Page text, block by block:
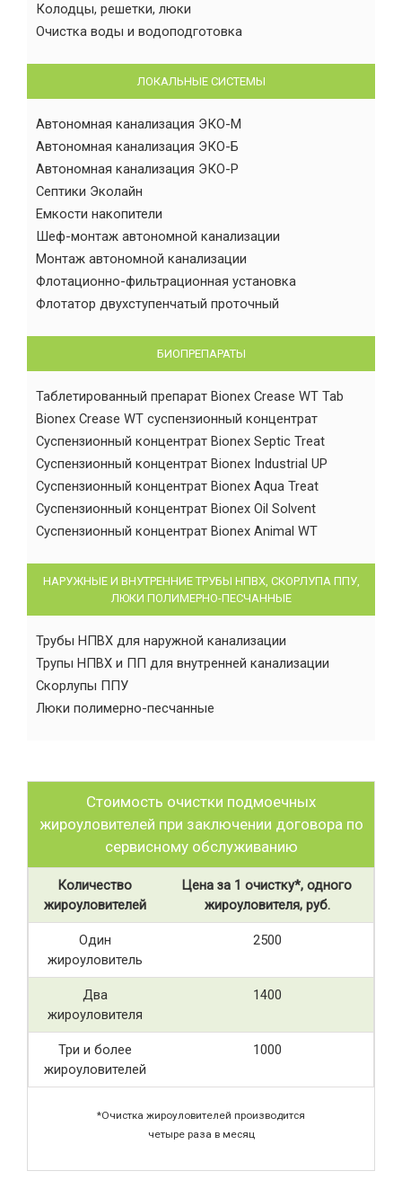
Колодцы, решетки, люки
Очистка воды и водоподготовка
ЛОКАЛЬНЫЕ СИСТЕМЫ
Автономная канализация ЭКО-М
Автономная канализация ЭКО-Б
Автономная канализация ЭКО-Р
Септики Эколайн
Емкости накопители
Шеф-монтаж автономной канализации
Монтаж автономной канализации
Флотационно-фильтрационная установка
Флотатор двухступенчатый проточный
БИОПРЕПАРАТЫ
Таблетированный препарат Bionex Crease WT Tab
Bionex Crease WT суспензионный концентрат
Суспензионный концентрат Bionex Septic Treat
Суспензионный концентрат Bionex Industrial UP
Суспензионный концентрат Bionex Aqua Treat
Суспензионный концентрат Bionex Oil Solvent
Суспензионный концентрат Bionex Animal WT
НАРУЖНЫЕ И ВНУТРЕННИЕ ТРУБЫ НПВХ, СКОРЛУПА ППУ,
ЛЮКИ ПОЛИМЕРНО-ПЕСЧАННЫЕ
Трубы НПВХ для наружной канализации
Трупы НПВХ и ПП для внутренней канализации
Скорлупы ППУ
Люки полимерно-песчанные
Стоимость очистки подмоечных
жироуловителей при заключении договора по
сервисному обслуживанию
Количество
жироуловителей
Цена за 1 очистку*, одного
жироуловителя, руб.
Один
жироуловитель
2500
Два
жироуловителя
1400
Три и более
жироуловителей
1000
*Очистка жироуловителей производится
четыре раза в месяц